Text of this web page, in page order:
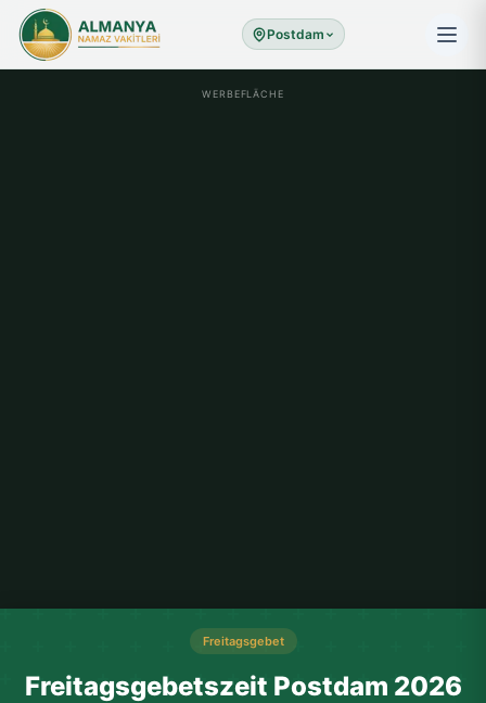
Postdam
WERBEFLÄCHE
Freitagsgebet
Freitagsgebetszeit Postdam 2026